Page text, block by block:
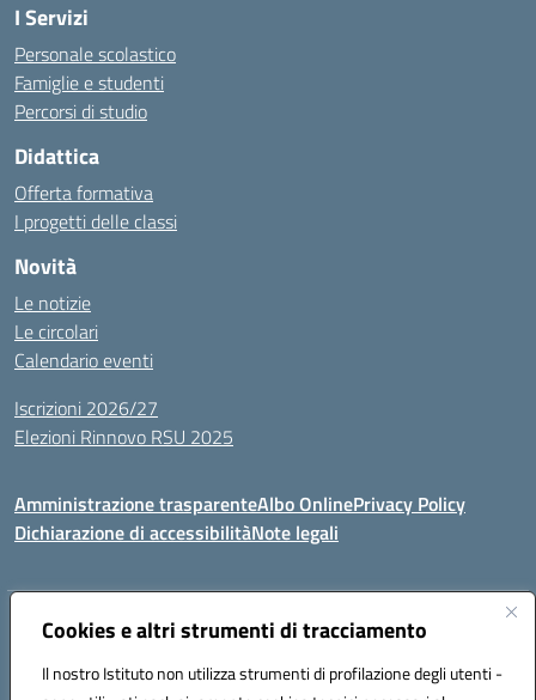
Cookies e altri strumenti di tracciamento
Il nostro Istituto non utilizza strumenti di profilazione degli utenti -
I Servizi
Personale scolastico
Famiglie e studenti
Percorsi di studio
Didattica
Offerta formativa
I progetti delle classi
Novità
Le notizie
Le circolari
Calendario eventi
Iscrizioni 2026/27
Elezioni Rinnovo RSU 2025
Amministrazione trasparenteAlbo OnlinePrivacy Policy
Dichiarazione di accessibilitàNote legali
Indirizzo:Via Cadore 1, 60124 Ancona
Posta elettronica certificata (PEC):anic81100g@pec.istruzione.it